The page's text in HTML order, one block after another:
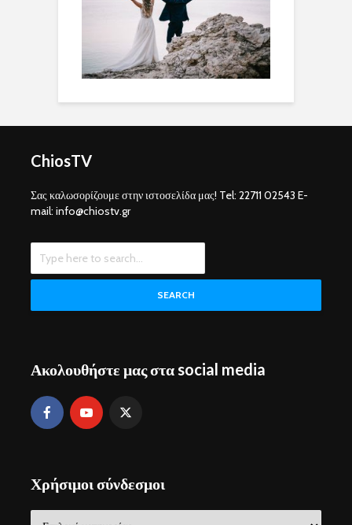
ChiosTV
Σας καλωσορίζουμε στην ιστοσελίδα μας! Tel: 22711 02543 E-
mail: info@chiostv.gr
SEARCH
Ακολουθήστε μας στα social media
Χρήσιμοι σύνδεσμοι